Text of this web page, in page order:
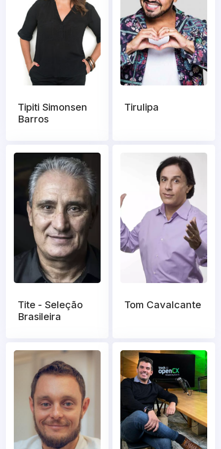
Tipiti Simonsen
Barros
Tirulipa
Tite - Seleção
Brasileira
Tom Cavalcante